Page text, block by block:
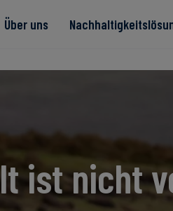
Über uns
ist nicht